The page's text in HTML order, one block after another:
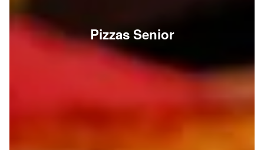
Pizzas Senior